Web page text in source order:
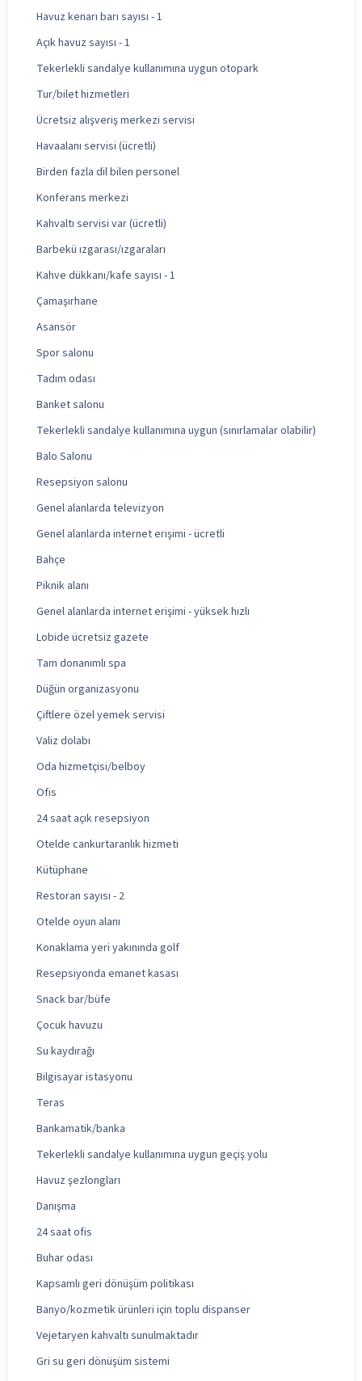
Havuz kenarı barı sayısı - 1
Açık havuz sayısı - 1
Tekerlekli sandalye kullanımına uygun otopark
Tur/bilet hizmetleri
Ücretsiz alışveriş merkezi servisi
Havaalanı servisi (ücretli)
Birden fazla dil bilen personel
Konferans merkezi
Kahvaltı servisi var (ücretli)
Barbekü ızgarası/ızgaraları
Kahve dükkanı/kafe sayısı - 1
Çamaşırhane
Asansör
Spor salonu
Tadım odası
Banket salonu
Tekerlekli sandalye kullanımına uygun (sınırlamalar olabilir)
Balo Salonu
Resepsiyon salonu
Genel alanlarda televizyon
Genel alanlarda internet erişimi - ücretli
Bahçe
Piknik alanı
Genel alanlarda internet erişimi - yüksek hızlı
Lobide ücretsiz gazete
Tam donanımlı spa
Düğün organizasyonu
Çiftlere özel yemek servisi
Valiz dolabı
Oda hizmetçisi/belboy
Ofis
24 saat açık resepsiyon
Otelde cankurtaranlık hizmeti
Kütüphane
Restoran sayısı - 2
Otelde oyun alanı
Konaklama yeri yakınında golf
Resepsiyonda emanet kasası
Snack bar/büfe
Çocuk havuzu
Su kaydırağı
Bilgisayar istasyonu
Teras
Bankamatik/banka
Tekerlekli sandalye kullanımına uygun geçiş yolu
Havuz şezlongları
Danışma
24 saat ofis
Buhar odası
Kapsamlı geri dönüşüm politikası
Banyo/kozmetik ürünleri için toplu dispanser
Vejetaryen kahvaltı sunulmaktadır
Gri su geri dönüşüm sistemi